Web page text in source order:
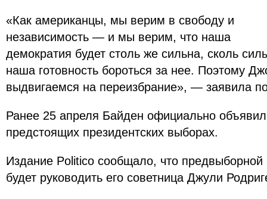
«Как американцы, мы верим в свободу и
независимость — и мы верим, что наша
демократия будет столь же сильна, сколь
наша готовность бороться за нее. Поэтому
выдвигаемся на переизбрание», — заявила
Ранее 25 апреля Байден официально объявил
предстоящих президентских выборах.
Издание Politico сообщало, что
будет руководить его советница Джули